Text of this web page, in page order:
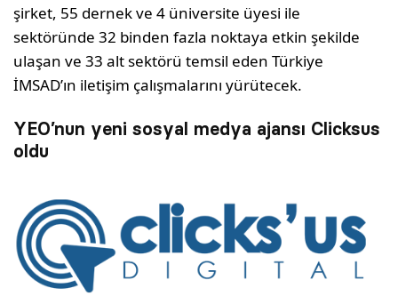
şirket, 55 dernek ve 4 üniversite üyesi ile
sektöründe 32 binden fazla noktaya etkin şekilde
ulaşan ve 33 alt sektörü temsil eden Türkiye
İMSAD’ın iletişim çalışmalarını yürütecek.
YEO’nun yeni sosyal medya ajansı Clicksus
oldu